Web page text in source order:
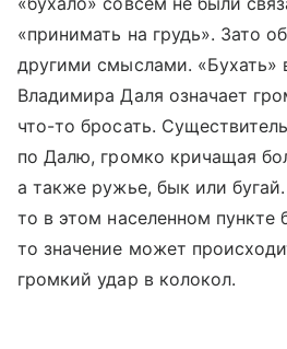
«принимать на грудь». Зато
другими смыслами. «Бухать»
Владимира Даля означает
что-то бросать.
по Далю, громко кричащая
а также ружье, бык или
то в этом населенном пункте
то значение может
громкий удар в колокол.